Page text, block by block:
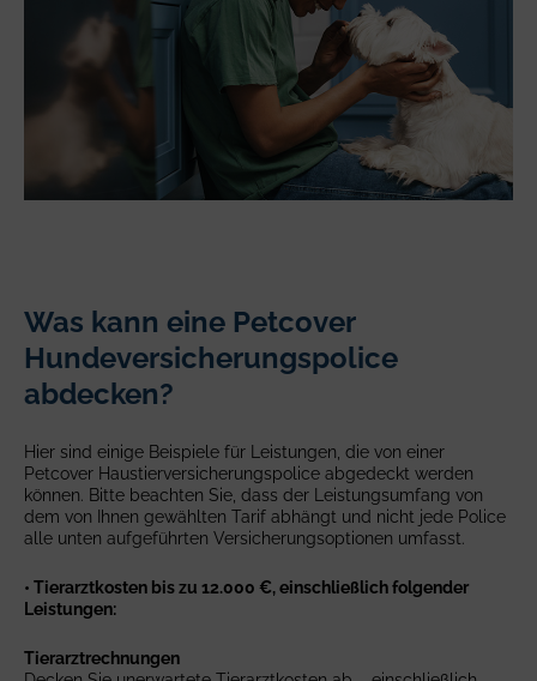
Was kann eine Petcover
Hundeversicherungspolice
abdecken?
Hier sind einige Beispiele für Leistungen, die von einer
Petcover Haustierversicherungspolice abgedeckt werden
können. Bitte beachten Sie, dass der Leistungsumfang von
dem von Ihnen gewählten Tarif abhängt und nicht jede Police
alle unten aufgeführten Versicherungsoptionen umfasst.
• Tierarztkosten bis zu 12.000 €, einschließlich folgender
Leistungen:
Tierarztrechnungen